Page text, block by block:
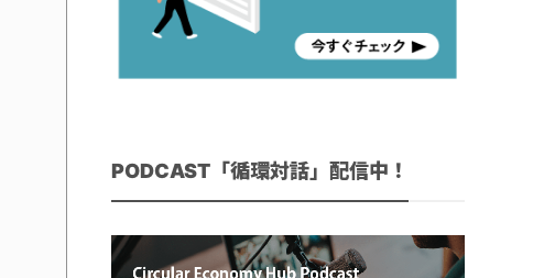
PODCAST「循環対話」配信中！